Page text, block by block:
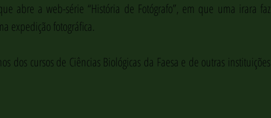
abre a web-série “História de Fotógrafo”, em que uma irara faz
expedição fotográfica.
dos cursos de Ciências Biológicas da Faesa e de outras instituições